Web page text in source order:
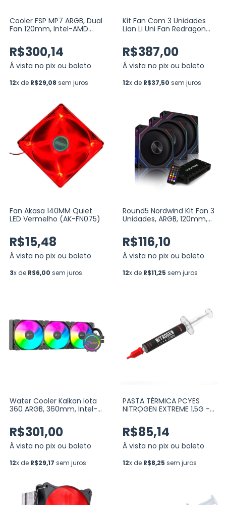
Cooler FSP MP7 ARGB, Dual
Fan 120mm, Intel-AMD
R$300,14
Á vista no pix ou boleto
12x de R$29,08 sem juros
Kit Fan Com 3 Unidades
Lian Li Uni Fan Redragon
(UF-SL120-3B SI)
R$387,00
Á vista no pix ou boleto
12x de R$37,50 sem juros
Fan Akasa 140MM Quiet
LED Vermelho (AK-FN075)
R$15,48
Á vista no pix ou boleto
3x de R$6,00 sem juros
Round5 Nordwind Kit Fan 3
Unidades, ARGB, 120mm,
Preto (R5-KIT-NORDWIND-
FW-B-2221)
R$116,10
Á vista no pix ou boleto
12x de R$11,25 sem juros
Water Cooler Kalkan Iota
360 ARGB, 360mm, Intel-
R$301,00
Á vista no pix ou boleto
12x de R$29,17 sem juros
PASTA TÉRMICA PCYES
NITROGEN EXTREME 1,5G -
R$85,14
Á vista no pix ou boleto
12x de R$8,25 sem juros